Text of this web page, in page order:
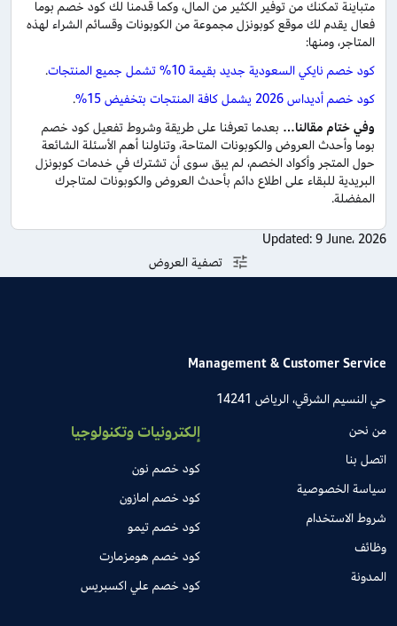
متباينة تمكنك من توفير الكثير من المال، وكما قدمنا لك كود خصم بوما
فعال يقدم لك موقع كوبونزل مجموعة من الكوبونات وقسائم الشراء لهذه
المتاجر، ومنها:
كود خصم نايكي السعودية جديد بقيمة 10% تشمل جميع المنتجات
.
كود خصم أديداس 2026 يشمل كافة المنتجات بتخفيض 15%
.
وفي ختام مقالنا… بعدما تعرفنا على طريقة وشروط تفعيل كود خصم
بوما وأحدث العروض والكوبونات المتاحة، وتناولنا أهم الأسئلة الشائعة
حول المتجر وأكواد الخصم، لم يبق سوى أن تشترك في خدمات كوبونزل
البريدية للبقاء على اطلاع دائم بأحدث العروض والكوبونات لمتاجرك
المفضلة.
Updated:9 June، 2026
تصفية العروض
Management & Customer Service
حي النسيم الشرقي، الرياض 14241
من نحن
اتصل بنا
سياسة الخصوصية
شروط الاستخدام
وظائف
المدونة
إلكترونيات وتكنولوجيا
كود خصم نون
كود خصم امازون
كود خصم تيمو
كود خصم هومزمارت
كود خصم علي اكسبريس